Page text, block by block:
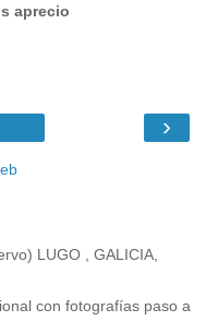
aprecio
›
LUGO , GALICIA,
con fotografías paso a